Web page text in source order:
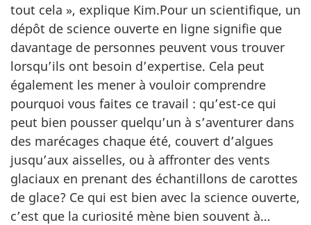
tout cela », explique Kim.Pour un scientifique, un
dépôt de science ouverte en ligne signifie que
davantage de personnes peuvent vous trouver
lorsqu’ils ont besoin d’expertise. Cela peut
également les mener à vouloir comprendre
pourquoi vous faites ce travail : qu’est-ce qui
peut bien pousser quelqu’un à s’aventurer dans
des marécages chaque été, couvert d’algues
jusqu’aux aisselles, ou à affronter des vents
glaciaux en prenant des échantillons de carottes
de glace? Ce qui est bien avec la science ouverte,
c’est que la curiosité mène bien souvent à…